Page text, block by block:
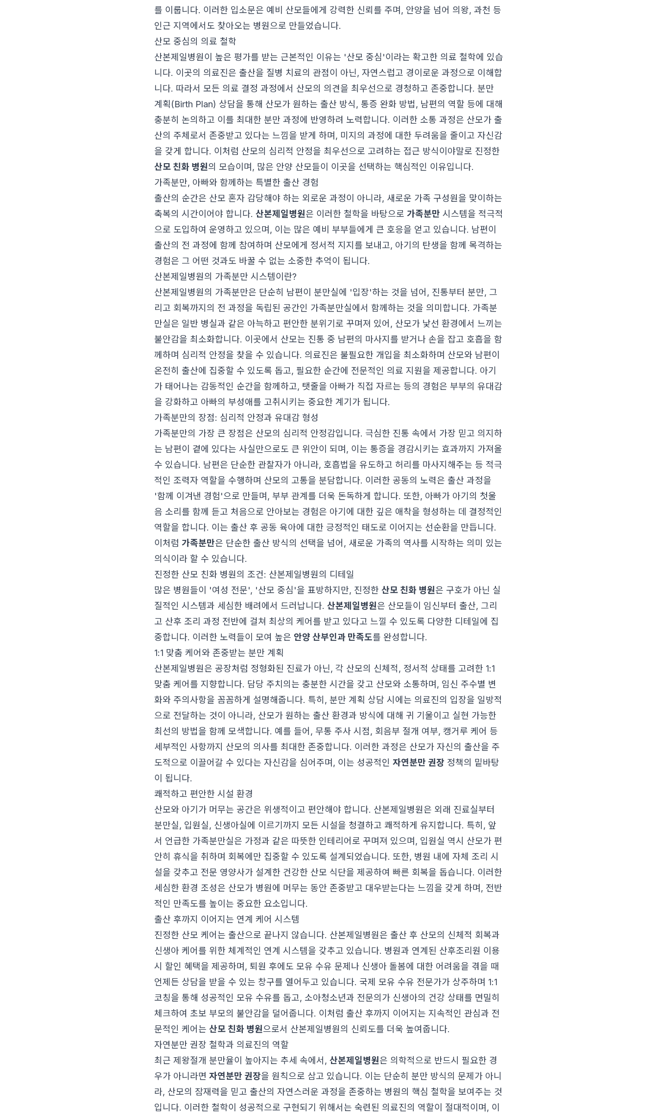
를 이룹니다. 이러한 입소문은 예비 산모들에게 강력한 신뢰를 주며, 안양을 넘어 의왕, 과천 등
인근 지역에서도 찾아오는 병원으로 만들었습니다.
산모 중심의 의료 철학
산본제일병원이 높은 평가를 받는 근본적인 이유는 '산모 중심'이라는 확고한 의료 철학에 있습
니다. 이곳의 의료진은 출산을 질병 치료의 관점이 아닌, 자연스럽고 경이로운 과정으로 이해합
니다. 따라서 모든 의료 결정 과정에서 산모의 의견을 최우선으로 경청하고 존중합니다. 분만
계획(Birth Plan) 상담을 통해 산모가 원하는 출산 방식, 통증 완화 방법, 남편의 역할 등에 대해
충분히 논의하고 이를 최대한 분만 과정에 반영하려 노력합니다. 이러한 소통 과정은 산모가 출
산의 주체로서 존중받고 있다는 느낌을 받게 하며, 미지의 과정에 대한 두려움을 줄이고 자신감
을 갖게 합니다. 이처럼 산모의 심리적 안정을 최우선으로 고려하는 접근 방식이야말로 진정한
산모 친화 병원의 모습이며, 많은 안양 산모들이 이곳을 선택하는 핵심적인 이유입니다.
가족분만, 아빠와 함께하는 특별한 출산 경험
출산의 순간은 산모 혼자 감당해야 하는 외로운 과정이 아니라, 새로운 가족 구성원을 맞이하는
축복의 시간이어야 합니다. 산본제일병원은 이러한 철학을 바탕으로 가족분만 시스템을 적극적
으로 도입하여 운영하고 있으며, 이는 많은 예비 부부들에게 큰 호응을 얻고 있습니다. 남편이
출산의 전 과정에 함께 참여하며 산모에게 정서적 지지를 보내고, 아기의 탄생을 함께 목격하는
경험은 그 어떤 것과도 바꿀 수 없는 소중한 추억이 됩니다.
산본제일병원의 가족분만 시스템이란?
산본제일병원의 가족분만은 단순히 남편이 분만실에 '입장'하는 것을 넘어, 진통부터 분만, 그
리고 회복까지의 전 과정을 독립된 공간인 가족분만실에서 함께하는 것을 의미합니다. 가족분
만실은 일반 병실과 같은 아늑하고 편안한 분위기로 꾸며져 있어, 산모가 낯선 환경에서 느끼는
불안감을 최소화합니다. 이곳에서 산모는 진통 중 남편의 마사지를 받거나 손을 잡고 호흡을 함
께하며 심리적 안정을 찾을 수 있습니다. 의료진은 불필요한 개입을 최소화하며 산모와 남편이
온전히 출산에 집중할 수 있도록 돕고, 필요한 순간에 전문적인 의료 지원을 제공합니다. 아기
가 태어나는 감동적인 순간을 함께하고, 탯줄을 아빠가 직접 자르는 등의 경험은 부부의 유대감
을 강화하고 아빠의 부성애를 고취시키는 중요한 계기가 됩니다.
가족분만의 장점: 심리적 안정과 유대감 형성
가족분만의 가장 큰 장점은 산모의 심리적 안정감입니다. 극심한 진통 속에서 가장 믿고 의지하
는 남편이 곁에 있다는 사실만으로도 큰 위안이 되며, 이는 통증을 경감시키는 효과까지 가져올
수 있습니다. 남편은 단순한 관찰자가 아니라, 호흡법을 유도하고 허리를 마사지해주는 등 적극
적인 조력자 역할을 수행하며 산모의 고통을 분담합니다. 이러한 공동의 노력은 출산 과정을
'함께 이겨낸 경험'으로 만들며, 부부 관계를 더욱 돈독하게 합니다. 또한, 아빠가 아기의 첫울
음 소리를 함께 듣고 처음으로 안아보는 경험은 아기에 대한 깊은 애착을 형성하는 데 결정적인
역할을 합니다. 이는 출산 후 공동 육아에 대한 긍정적인 태도로 이어지는 선순환을 만듭니다.
이처럼 가족분만은 단순한 출산 방식의 선택을 넘어, 새로운 가족의 역사를 시작하는 의미 있는
의식이라 할 수 있습니다.
진정한 산모 친화 병원의 조건: 산본제일병원의 디테일
많은 병원들이 '여성 전문', '산모 중심'을 표방하지만, 진정한 산모 친화 병원은 구호가 아닌 실
질적인 시스템과 세심한 배려에서 드러납니다. 산본제일병원은 산모들이 임신부터 출산, 그리
고 산후 조리 과정 전반에 걸쳐 최상의 케어를 받고 있다고 느낄 수 있도록 다양한 디테일에 집
중합니다. 이러한 노력들이 모여 높은 안양 산부인과 만족도를 완성합니다.
1:1 맞춤 케어와 존중받는 분만 계획
산본제일병원은 공장처럼 정형화된 진료가 아닌, 각 산모의 신체적, 정서적 상태를 고려한 1:1
맞춤 케어를 지향합니다. 담당 주치의는 충분한 시간을 갖고 산모와 소통하며, 임신 주수별 변
화와 주의사항을 꼼꼼하게 설명해줍니다. 특히, 분만 계획 상담 시에는 의료진의 입장을 일방적
으로 전달하는 것이 아니라, 산모가 원하는 출산 환경과 방식에 대해 귀 기울이고 실현 가능한
최선의 방법을 함께 모색합니다. 예를 들어, 무통 주사 시점, 회음부 절개 여부, 캥거루 케어 등
세부적인 사항까지 산모의 의사를 최대한 존중합니다. 이러한 과정은 산모가 자신의 출산을 주
도적으로 이끌어갈 수 있다는 자신감을 심어주며, 이는 성공적인 자연분만 권장 정책의 밑바탕
이 됩니다.
쾌적하고 편안한 시설 환경
산모와 아기가 머무는 공간은 위생적이고 편안해야 합니다. 산본제일병원은 외래 진료실부터
분만실, 입원실, 신생아실에 이르기까지 모든 시설을 청결하고 쾌적하게 유지합니다. 특히, 앞
서 언급한 가족분만실은 가정과 같은 따뜻한 인테리어로 꾸며져 있으며, 입원실 역시 산모가 편
안히 휴식을 취하며 회복에만 집중할 수 있도록 설계되었습니다. 또한, 병원 내에 자체 조리 시
설을 갖추고 전문 영양사가 설계한 건강한 산모 식단을 제공하여 빠른 회복을 돕습니다. 이러한
세심한 환경 조성은 산모가 병원에 머무는 동안 존중받고 대우받는다는 느낌을 갖게 하며, 전반
적인 만족도를 높이는 중요한 요소입니다.
출산 후까지 이어지는 연계 케어 시스템
진정한 산모 케어는 출산으로 끝나지 않습니다. 산본제일병원은 출산 후 산모의 신체적 회복과
신생아 케어를 위한 체계적인 연계 시스템을 갖추고 있습니다. 병원과 연계된 산후조리원 이용
시 할인 혜택을 제공하며, 퇴원 후에도 모유 수유 문제나 신생아 돌봄에 대한 어려움을 겪을 때
언제든 상담을 받을 수 있는 창구를 열어두고 있습니다. 국제 모유 수유 전문가가 상주하며 1:1
코칭을 통해 성공적인 모유 수유를 돕고, 소아청소년과 전문의가 신생아의 건강 상태를 면밀히
체크하여 초보 부모의 불안감을 덜어줍니다. 이처럼 출산 후까지 이어지는 지속적인 관심과 전
문적인 케어는 산모 친화 병원으로서 산본제일병원의 신뢰도를 더욱 높여줍니다.
자연분만 권장 철학과 의료진의 역할
최근 제왕절개 분만율이 높아지는 추세 속에서, 산본제일병원은 의학적으로 반드시 필요한 경
우가 아니라면 자연분만 권장을 원칙으로 삼고 있습니다. 이는 단순히 분만 방식의 문제가 아니
라, 산모의 잠재력을 믿고 출산의 자연스러운 과정을 존중하는 병원의 핵심 철학을 보여주는 것
입니다. 이러한 철학이 성공적으로 구현되기 위해서는 숙련된 의료진의 역할이 절대적이며, 이